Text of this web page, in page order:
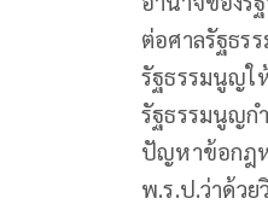
ต่อศาลรัฐธร
รัฐธรรมนูญใ
รัฐธรรมนูญก
ปัญหาข้อกฎห
พ.ร.ป.ว่าด้ว